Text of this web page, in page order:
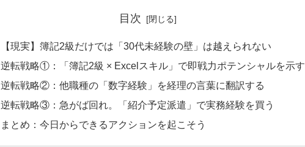
目次
【現実】簿記2級だけでは「30代未経験の壁」は越えられない
逆転戦略①：「簿記2級 × Excelスキル」で即戦力ポテンシャルを示す
逆転戦略②：他職種の「数字経験」を経理の言葉に翻訳する
逆転戦略③：急がば回れ。「紹介予定派遣」で実務経験を買う
まとめ：今日からできるアクションを起こそう